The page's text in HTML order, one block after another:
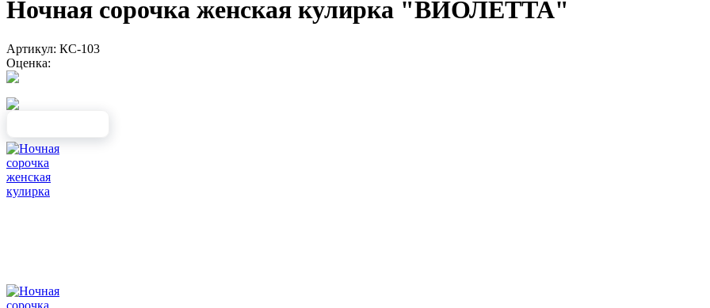
Ночная сорочка женская кулирка "ВИОЛЕТТА"
Артикул: КС-103
Оценка: